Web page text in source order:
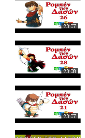
23:07
23:08
23:07